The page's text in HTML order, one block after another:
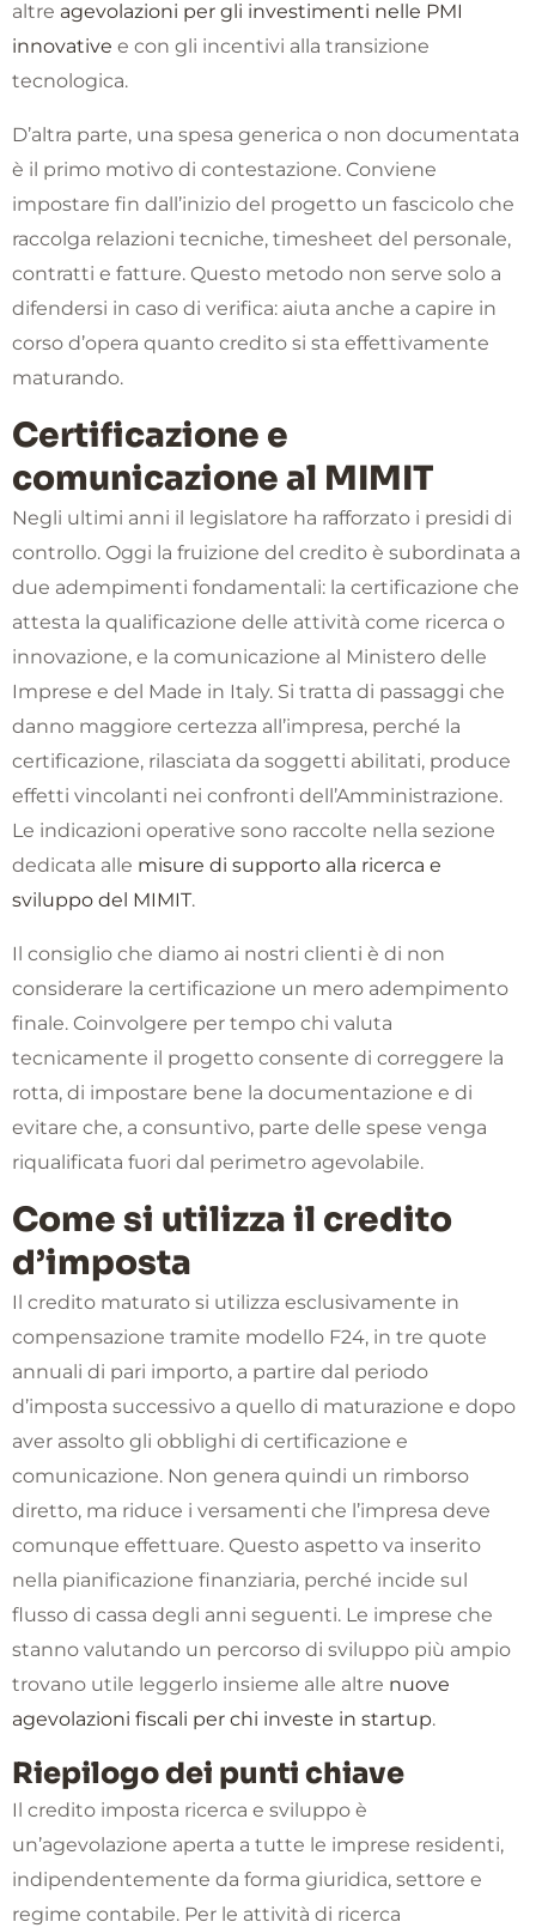
altre agevolazioni per gli investimenti nelle PMI
innovative e con gli incentivi alla transizione
tecnologica.
D’altra parte, una spesa generica o non documentata
è il primo motivo di contestazione. Conviene
impostare fin dall’inizio del progetto un fascicolo che
raccolga relazioni tecniche, timesheet del personale,
contratti e fatture. Questo metodo non serve solo a
difendersi in caso di verifica: aiuta anche a capire in
corso d’opera quanto credito si sta effettivamente
maturando.
Certificazione e
comunicazione al MIMIT
Negli ultimi anni il legislatore ha rafforzato i presidi di
controllo. Oggi la fruizione del credito è subordinata a
due adempimenti fondamentali: la certificazione che
attesta la qualificazione delle attività come ricerca o
innovazione, e la comunicazione al Ministero delle
Imprese e del Made in Italy. Si tratta di passaggi che
danno maggiore certezza all’impresa, perché la
certificazione, rilasciata da soggetti abilitati, produce
effetti vincolanti nei confronti dell’Amministrazione.
Le indicazioni operative sono raccolte nella sezione
dedicata alle misure di supporto alla ricerca e
sviluppo del MIMIT.
Il consiglio che diamo ai nostri clienti è di non
considerare la certificazione un mero adempimento
finale. Coinvolgere per tempo chi valuta
tecnicamente il progetto consente di correggere la
rotta, di impostare bene la documentazione e di
evitare che, a consuntivo, parte delle spese venga
riqualificata fuori dal perimetro agevolabile.
Come si utilizza il credito
d’imposta
Il credito maturato si utilizza esclusivamente in
compensazione tramite modello F24, in tre quote
annuali di pari importo, a partire dal periodo
d’imposta successivo a quello di maturazione e dopo
aver assolto gli obblighi di certificazione e
comunicazione. Non genera quindi un rimborso
diretto, ma riduce i versamenti che l’impresa deve
comunque effettuare. Questo aspetto va inserito
nella pianificazione finanziaria, perché incide sul
flusso di cassa degli anni seguenti. Le imprese che
stanno valutando un percorso di sviluppo più ampio
trovano utile leggerlo insieme alle altre nuove
agevolazioni fiscali per chi investe in startup.
Riepilogo dei punti chiave
Il credito imposta ricerca e sviluppo è
un’agevolazione aperta a tutte le imprese residenti,
indipendentemente da forma giuridica, settore e
regime contabile. Per le attività di ricerca